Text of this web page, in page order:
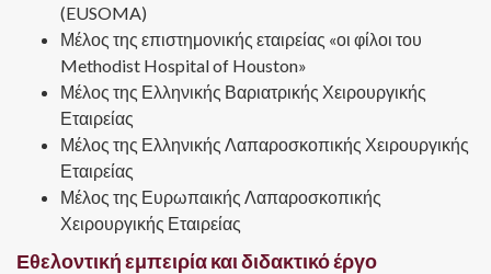
(EUSOMA)
Μέλος της επιστημονικής εταιρείας «οι φίλοι του
Methodist Hospital of Houston»
Μέλος της Ελληνικής Βαριατρικής Χειρουργικής
Εταιρείας
Μέλος της Ελληνικής Λαπαροσκοπικής Χειρουργικής
Εταιρείας
Μέλος της Ευρωπαικής Λαπαροσκοπικής
Χειρουργικής Εταιρείας
Εθελοντική εμπειρία και διδακτικό έργο